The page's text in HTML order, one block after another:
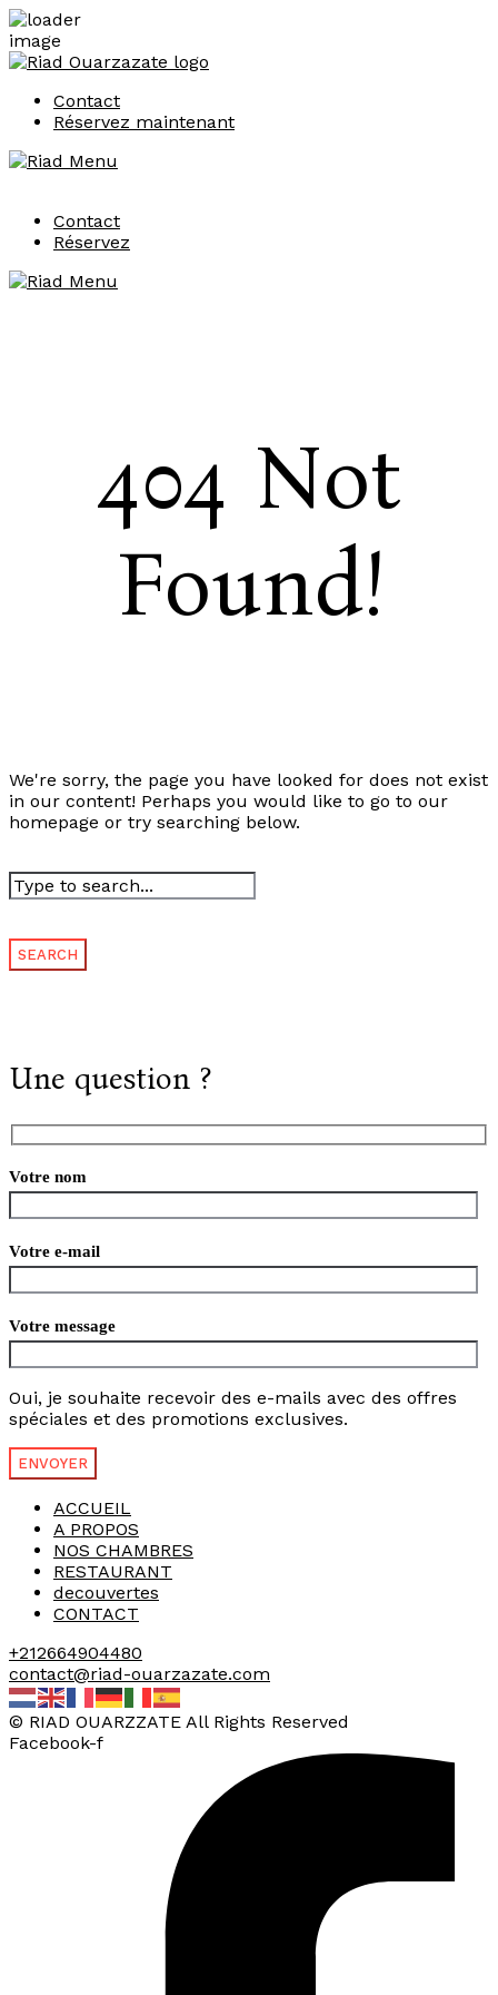
Contact
Réservez maintenant
Contact
Réservez
404 Not
Found!
We're sorry, the page you have looked for does not exist
in our content! Perhaps you would like to go to our
homepage or try searching below.
Une question ?
Votre nom
Votre e-mail
Votre message
Oui, je souhaite recevoir des e-mails avec des offres
spéciales et des promotions exclusives.
ACCUEIL
A PROPOS
NOS CHAMBRES
RESTAURANT
decouvertes
CONTACT
+212664904480
contact@riad-ouarzazate.com
© RIAD OUARZZATE All Rights Reserved
Facebook-f